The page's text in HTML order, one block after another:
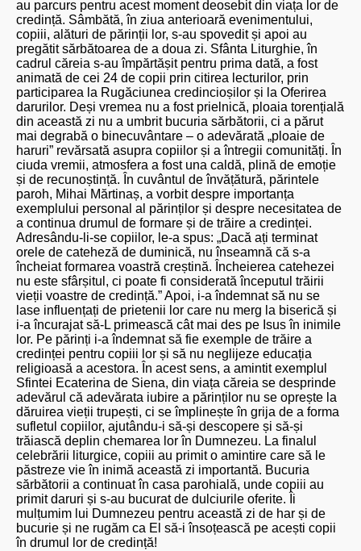
au parcurs pentru acest moment deosebit din viața lor de
credință. Sâmbătă, în ziua anterioară evenimentului,
copiii, alături de părinții lor, s-au spovedit și apoi au
pregătit sărbătoarea de a doua zi. Sfânta Liturghie, în
cadrul căreia s-au împărtășit pentru prima dată, a fost
animată de cei 24 de copii prin citirea lecturilor, prin
participarea la Rugăciunea credincioșilor și la Oferirea
darurilor. Deși vremea nu a fost prielnică, ploaia torențială
din această zi nu a umbrit bucuria sărbătorii, ci a părut
mai degrabă o binecuvântare – o adevărată „ploaie de
haruri” revărsată asupra copiilor și a întregii comunități. În
ciuda vremii, atmosfera a fost una caldă, plină de emoție
și de recunoștință. În cuvântul de învățătură, părintele
paroh, Mihai Mărtinaș, a vorbit despre importanța
exemplului personal al părinților și despre necesitatea de
a continua drumul de formare și de trăire a credinței.
Adresându-li-se copiilor, le-a spus: „Dacă ați terminat
orele de cateheză de duminică, nu înseamnă că s-a
încheiat formarea voastră creștină. Încheierea catehezei
nu este sfârșitul, ci poate fi considerată începutul trăirii
vieții voastre de credință.” Apoi, i-a îndemnat să nu se
lase influențați de prietenii lor care nu merg la biserică și
i-a încurajat să-L primească cât mai des pe Isus în inimile
lor. Pe părinți i-a îndemnat să fie exemple de trăire a
credinței pentru copiii lor și să nu neglijeze educația
religioasă a acestora. În acest sens, a amintit exemplul
Sfintei Ecaterina de Siena, din viața căreia se desprinde
adevărul că adevărata iubire a părinților nu se oprește la
dăruirea vieții trupești, ci se împlinește în grija de a forma
sufletul copiilor, ajutându-i să-și descopere și să-și
trăiască deplin chemarea lor în Dumnezeu. La finalul
celebrării liturgice, copiii au primit o amintire care să le
păstreze vie în inimă această zi importantă. Bucuria
sărbătorii a continuat în casa parohială, unde copiii au
primit daruri și s-au bucurat de dulciurile oferite. Îi
mulțumim lui Dumnezeu pentru această zi de har și de
bucurie și ne rugăm ca El să-i însoțească pe acești copii
în drumul lor de credință!